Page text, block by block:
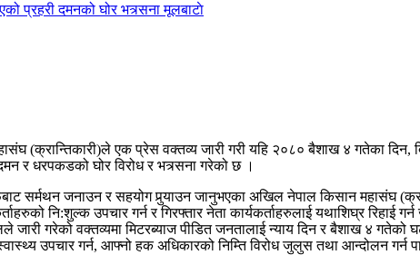
मूलबाटाे
(क्रान्तिकारी)ले एक प्रेस वक्तव्य जारी गरी यहि २०८० बैशाख ४ गतेका दिन,
र धरपकडको घोर विरोध र भत्र्सना गरेको छ ।
सर्मथन जनाउन र सहयोग पुर्‍याउन जानुभएका अखिल नेपाल किसान महासंघ
नि:शुल्क उपचार गर्न र गिरफ्तार नेता कार्यकर्ताहरुलाई यथाशिघ्र रिहाई
गरेको वक्तव्यमा मिटरब्याज पीडित जनतालाई न्याय दिन र बैशाख ४ गतेको
उपचार गर्न, आफ्नो हक अधिकारको निम्ति विरोध जुलुस तथा आन्दोलन गर्न